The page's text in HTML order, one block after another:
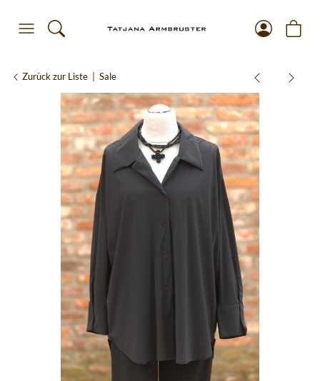
Zurück zur Liste Sale